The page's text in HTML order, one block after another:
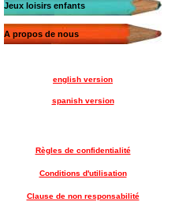
Jeux loisirs enfants
A propos de nous
english version
spanish version
Règles de confidentialité
Conditions d'utilisation
Clause de non responsabilité